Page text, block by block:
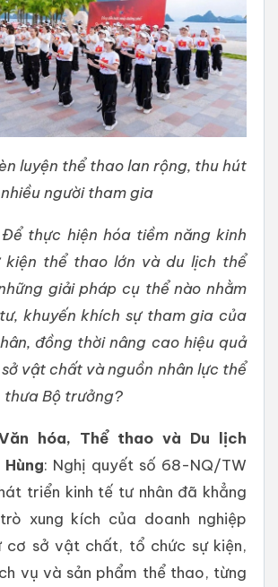
luyện thể thao lan rộng, thu hút
nhiều người tham gia
Để thực hiện hóa tiềm năng kinh
thể thao lớn và du lịch thể
giải pháp cụ thể nào nhằm
khuyến khích sự tham gia của
đồng thời nâng cao hiệu quả
vật chất và nguồn nhân lực thể
thưa Bộ trưởng?
hóa, Thể thao và Du lịch
: Nghị quyết số 68-NQ/TW
triển kinh tế tư nhân đã khẳng
xung kích của doanh nghiệp
cơ sở vật chất, tổ chức sự kiện,
vụ và sản phẩm thể thao, từng